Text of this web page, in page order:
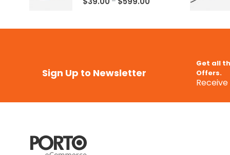
Sign Up to Newsletter
Get all
Offers.